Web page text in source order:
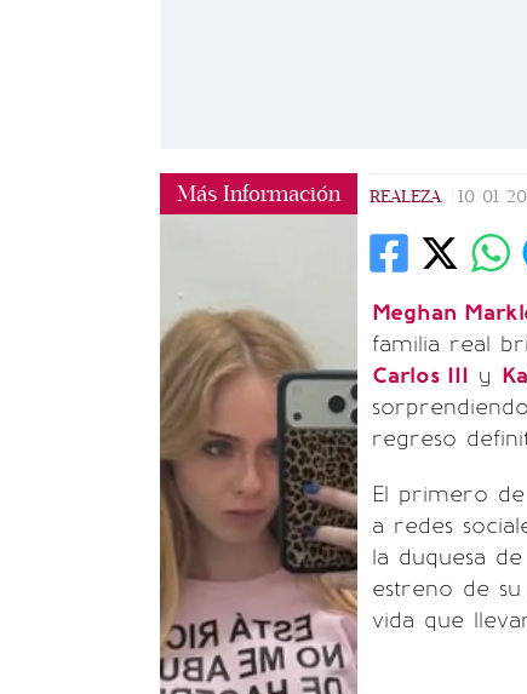
Más Información REALEZA 10/01/
Meghan
familia real
Carlos III y
regreso
El primero
a redes
la duquesa
estreno de
vida que